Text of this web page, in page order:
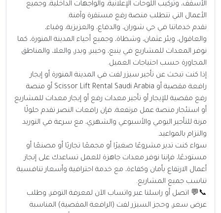
الأسقف، وتركيب اللوحات الإعلانية، والواجهات الداخلية، وجميع
الأعمال التي تتطلب منصة رفع مستقرة وآمنة.
نقدم خدماتنا في حي شوران، والدفاع، والعزيزية، وقباء،
والعاقول، وبئر عثمان، وشظاة، وجميع أحياء المدينة المنورة، كما
نوفر المعدات للمشاريع في ينبع، وخيبر، وبدر، والعلا، والمناطق
المجاورة حسب احتياجات العميل.
إذا كنت تبحث عن تأجير سيزر لفت في المدينة المنورة أو إيجار
رافعة مقصية أو Scissor Lift Rental Saudi Arabia أو منصة
رفع مقصية للإيجار أو تأجير معدات رفع أو إيجار معدات للمشاريع
أو استئجار منصة عمل مرتفعة، فإن رافعات النصر تقدم حلولًا
مرنة للتأجير اليومي والأسبوعي والشهري، مع سرعة في التوريد
والتزام بالمواعيد.
سواء كنت تدير مشروعًا صغيرًا أو مجمعًا تجاريًا أو مصنعًا أو
مستودعًا، فإننا نوفر معدات جاهزة للعمل تساعدك على إنجاز
أعمال الارتفاع بأمان وكفاءة، مع خدمة احترافية وأسعار تنافسية
تناسب جميع المشاريع.
📞💬 اتصل أو راسلنا عبر واتساب الآن لمعرفة التوفر، وطلب
عرض سعر، وحجز السيزر لفت (الرافعة المقصية) المناسبة